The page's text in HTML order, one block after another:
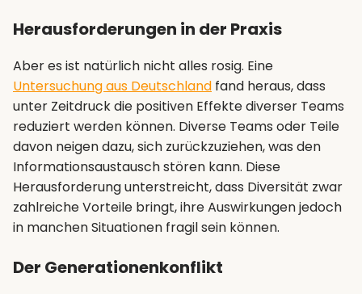
Herausforderungen in der Praxis
Aber es ist natürlich nicht alles rosig. Eine
Untersuchung aus Deutschland fand heraus, dass
unter Zeitdruck die positiven Effekte diverser Teams
reduziert werden können. Diverse Teams oder Teile
davon neigen dazu, sich zurückzuziehen, was den
Informationsaustausch stören kann. Diese
Herausforderung unterstreicht, dass Diversität zwar
zahlreiche Vorteile bringt, ihre Auswirkungen jedoch
in manchen Situationen fragil sein können.
Der Generationenkonflikt